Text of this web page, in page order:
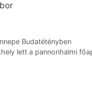
Budatétényben
lett a pannonhalmi